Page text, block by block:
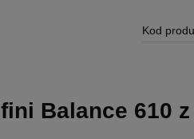
Kod
Balance 610